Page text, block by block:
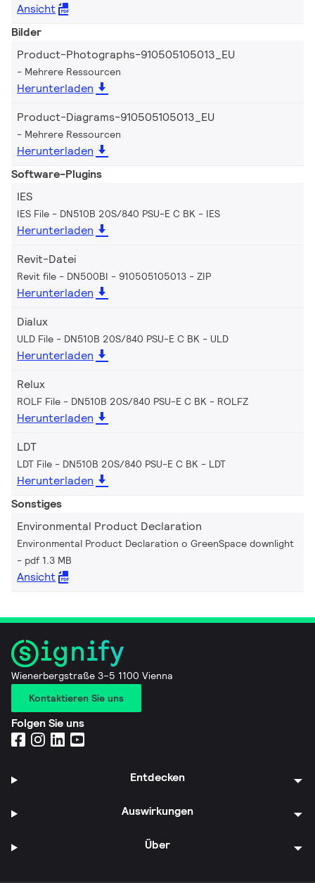
Ansicht
Bilder
Product-Photographs-910505105013_EU
Mehrere Ressourcen
Herunterladen
Product-Diagrams-910505105013_EU
Mehrere Ressourcen
Herunterladen
Software-Plugins
IES
IES File - DN510B 20S/840 PSU-E C BK IES
Herunterladen
Revit-Datei
Revit file - DN500BI - 910505105013 ZIP
Herunterladen
Dialux
ULD File - DN510B 20S/840 PSU-E C BK ULD
Herunterladen
Relux
ROLF File - DN510B 20S/840 PSU-E C BK ROLFZ
Herunterladen
LDT
LDT File - DN510B 20S/840 PSU-E C BK LDT
Herunterladen
Sonstiges
Environmental Product Declaration
Environmental Product Declaration o GreenSpace downlight
pdf 1.3 MB
Ansicht
Wienerbergstraße 3–5 1100 Vienna
Kontaktieren Sie uns
Folgen Sie uns
Entdecken
Auswirkungen
Über